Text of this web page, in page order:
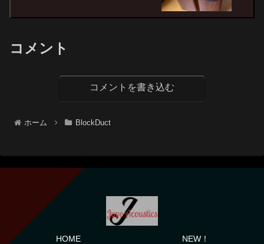
コメント
コメントを書き込む
ホーム BlockDuct
HOME
NEW！